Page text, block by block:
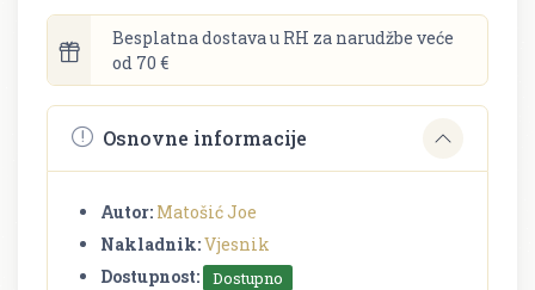
Besplatna dostava u RH za narudžbe veće
od 70 €
Osnovne informacije
Autor: Matošić Joe
Nakladnik:Vjesnik
Dostupnost:
Dostupno